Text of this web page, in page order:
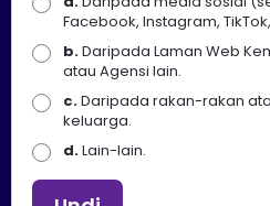
Penafian : Kerajaan Malaysia
Pelancongan Seni dan Budaya
bertanggungjawab atas
disebabkan oleh penggunaan
yang diperolehi dari portal ini.
Facebook, Instagram,
b.Daripada Laman Web
atau Agensi lain.
c.Daripada rakan-rakan
keluarga.
d.Lain-lain.
Apa Khabar! Selamat datang ke
Pelancongan, Seni dan Budaya